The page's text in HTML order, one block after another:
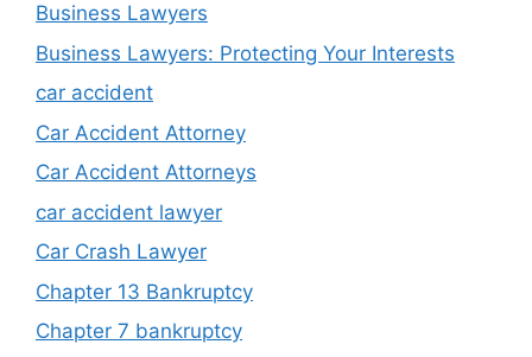
Business Lawyers
Business Lawyers: Protecting Your Interests
car accident
Car Accident Attorney
Car Accident Attorneys
car accident lawyer
Car Crash Lawyer
Chapter 13 Bankruptcy
Chapter 7 bankruptcy